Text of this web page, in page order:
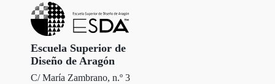
Escuela Superior de
Diseño de Aragón
C/ María Zambrano, n.º 3